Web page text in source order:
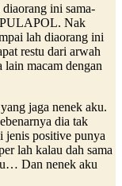
ini sama-
PULAPOL. Nak
lah diaorang ini
restu dari arwah
lain macam dengan
jaga nenek aku.
dia tak
jenis positive punya
lah kalau dah sama
Dan nenek aku